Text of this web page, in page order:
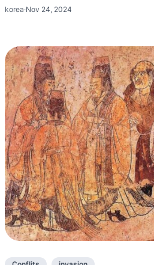
korea·Nov 24, 2024